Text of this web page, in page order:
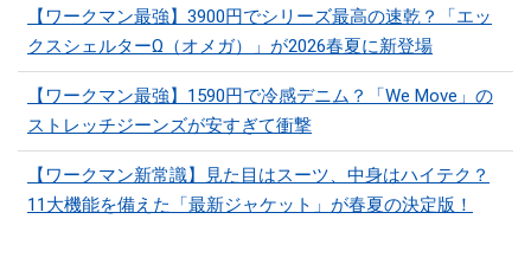
【ワークマン最強】3900円でシリーズ最高の速乾？「エッ
クスシェルターΩ（オメガ）」が2026春夏に新登場
【ワークマン最強】1590円で冷感デニム？「We Move」の
ストレッチジーンズが安すぎて衝撃
【ワークマン新常識】見た目はスーツ、中身はハイテク？
11大機能を備えた「最新ジャケット」が春夏の決定版！